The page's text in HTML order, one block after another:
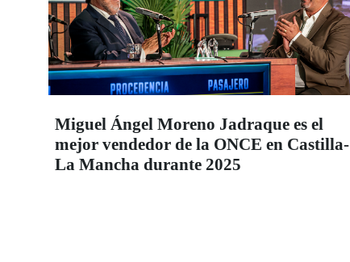
Miguel Ángel Moreno Jadraque es el
mejor vendedor de la ONCE en Castilla-
La Mancha durante 2025